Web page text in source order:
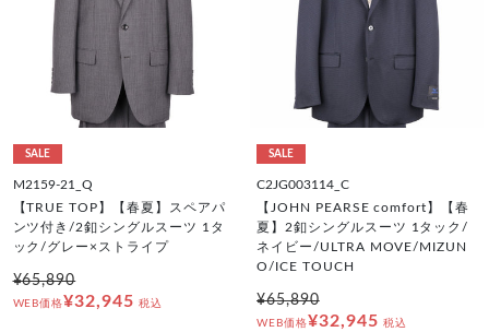
SALE
M2159-21_Q
【TRUE TOP】【春夏】スペアパ
ンツ付き/2釦シングルスーツ 1タ
ック/グレー×ストライプ
¥65,890
WEB価格¥32,945 税込
SALE
C2JG003114_C
【JOHN PEARSE comfort】【春
夏】2釦シングルスーツ 1タック/
ネイビー/ULTRA MOVE/MIZUN
O/ICE TOUCH
¥65,890
WEB価格¥32,945 税込